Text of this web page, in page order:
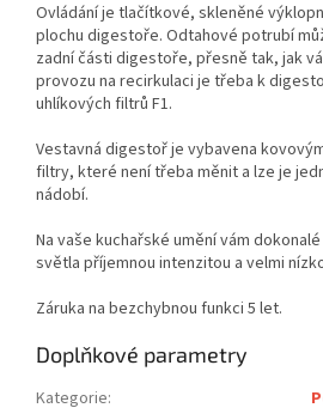
Ovládání je tlačítkové, skleněné
plochu digestoře. Odtahové potrubí
zadní části digestoře, přesně tak, jak
provozu na recirkulaci je třeba k
uhlíkových filtrů F1.
Vestavná digestoř je vybavena
filtry, které není třeba měnit a lze je
nádobí.
Na vaše kuchařské umění vám
světla příjemnou intenzitou a velmi
Záruka na bezchybnou funkci 5 let.
Doplňkové parametry
Kategorie: